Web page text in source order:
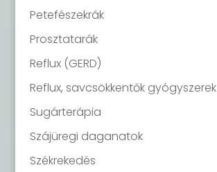
Petefészekrák
Prosztatarák
Reflux (GERD)
Reflux, savcsökkentők gyógyszerek
Sugárterápia
Szájüregi daganatok
Székrekedés